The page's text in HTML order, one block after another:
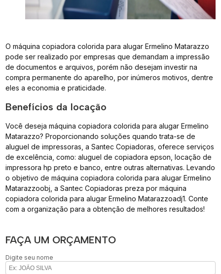
O máquina copiadora colorida para alugar Ermelino Matarazzo
pode ser realizado por empresas que demandam a impressão
de documentos e arquivos, porém não desejam investir na
compra permanente do aparelho, por inúmeros motivos, dentre
eles a economia e praticidade.
Benefícios da locação
Você deseja máquina copiadora colorida para alugar Ermelino
Matarazzo? Proporcionando soluções quando trata-se de
aluguel de impressoras, a Santec Copiadoras, oferece serviços
de excelência, como: aluguel de copiadora epson, locação de
impressora hp preto e banco, entre outras alternativas. Levando
o objetivo de máquina copiadora colorida para alugar Ermelino
Matarazzoobj, a Santec Copiadoras preza por máquina
copiadora colorida para alugar Ermelino Matarazzoadj1. Conte
com a organização para a obtenção de melhores resultados!
FAÇA UM ORÇAMENTO
Digite seu nome